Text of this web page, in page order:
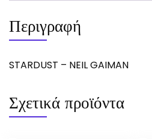
Περιγραφή
STARDUST – NEIL GAIMAN
Σχετικά προϊόντα